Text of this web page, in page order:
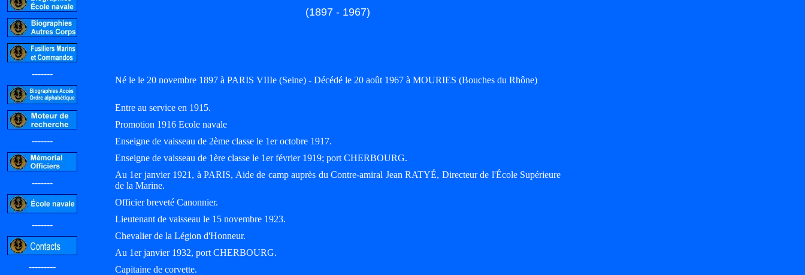
-------
-------
-------
-------
---------
(1897 - 1967)
Né le le 20 novembre 1897 à PARIS VIIIe (Seine) - Décédé le 20 août 1967 à MOURIES (Bouches du Rhône)
Entre au service en 1915.
Promotion 1916 Ecole navale
Enseigne de vaisseau de 2ème classe le 1er octobre 1917.
Enseigne de vaisseau de 1ère classe le 1er février 1919; port CHERBOURG.
Au 1er janvier 1921, à PARIS, Aide de camp auprès du Contre-amiral Jean RATYÉ, Directeur de l'École Supérieure
de la Marine.
Officier breveté Canonnier.
Lieutenant de vaisseau le 15 novembre 1923.
Chevalier de la Légion d'Honneur.
Au 1er janvier 1932, port CHERBOURG.
Capitaine de corvette.